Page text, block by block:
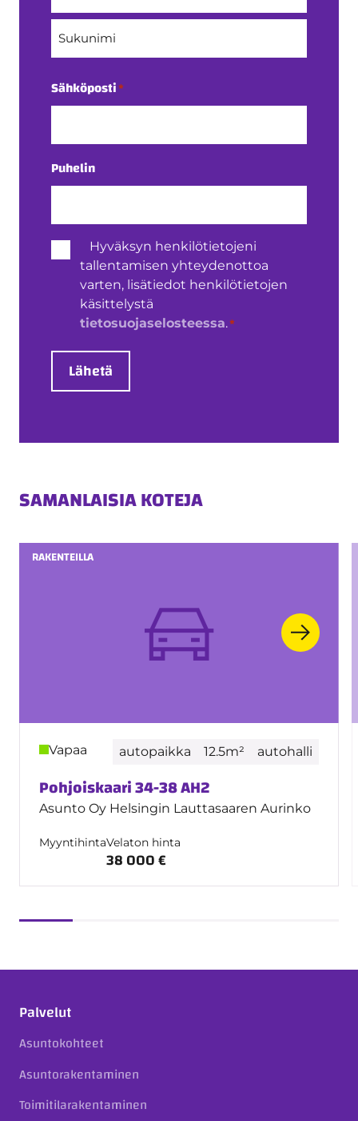
Etunimi
Sähköposti*
Puhelin
Henkilötietojen
käsittely*
Hyväksyn henkilötietojeni
tallentamisen yhteydenottoa
varten, lisätiedot henkilötietojen
käsittelystä
tietosuojaselosteessa.*
Lähetä
SAMANLAISIA KOTEJA
RAKENTEILLA
Vapaa autopaikka 12.5m² autohalli
Pohjoiskaari 34-38 AH2
Asunto Oy Helsingin Lauttasaaren Aurinko
MyyntihintaVelaton hinta
38 000 €
Palvelut
Asuntokohteet
Asuntorakentaminen
Toimitilarakentaminen